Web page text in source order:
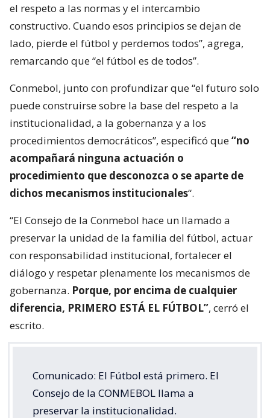
el respeto a las normas y el intercambio
constructivo. Cuando esos principios se dejan de
lado, pierde el fútbol y perdemos todos”, agrega,
remarcando que “el fútbol es de todos”.
Conmebol, junto con profundizar que “el futuro solo
puede construirse sobre la base del respeto a la
institucionalidad, a la gobernanza y a los
procedimientos democráticos”, especificó que“no
acompañará ninguna actuación o
procedimiento que desconozca o se aparte de
dichos mecanismos institucionales“.
“El Consejo de la Conmebol hace un llamado a
preservar la unidad de la familia del fútbol, actuar
con responsabilidad institucional, fortalecer el
diálogo y respetar plenamente los mecanismos de
gobernanza. Porque, por encima de cualquier
diferencia, PRIMERO ESTÁ EL FÚTBOL”, cerró el
escrito.
Comunicado: El Fútbol está primero. El
Consejo de la CONMEBOL llama a
preservar la institucionalidad.